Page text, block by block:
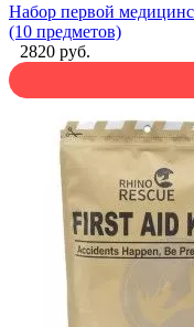
Набор первой
(10 предметов)
2820 руб.